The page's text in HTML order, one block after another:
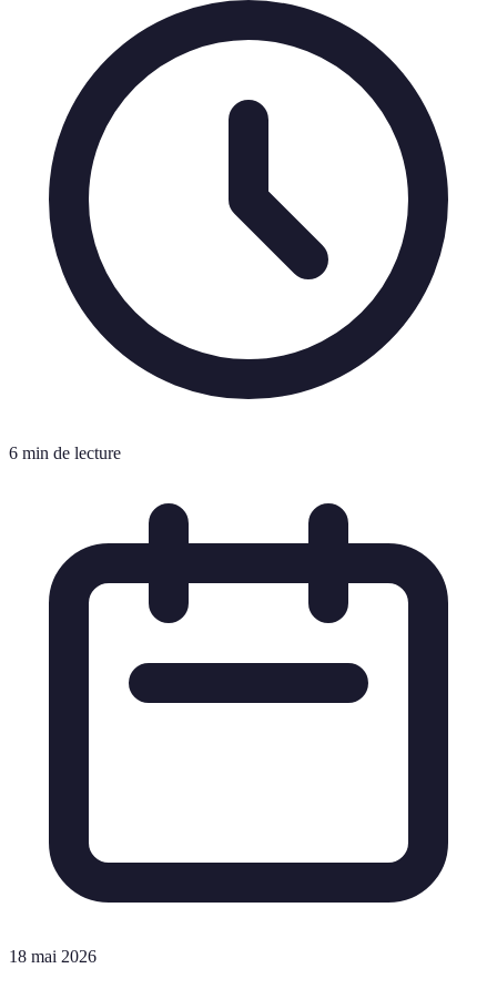
6 min de lecture
18 mai 2026